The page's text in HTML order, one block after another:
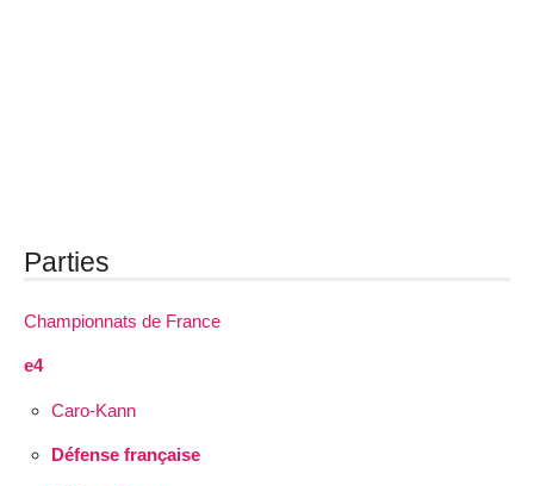
Parties
Championnats de France
e4
Caro-Kann
Défense française